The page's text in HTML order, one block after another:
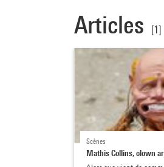
Articles [1]
Scènes
Mathis Collins, clown